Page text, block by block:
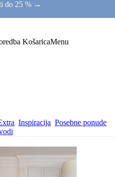
do 25 % →
KošaricaMenu
Inspiracija Posebne ponude